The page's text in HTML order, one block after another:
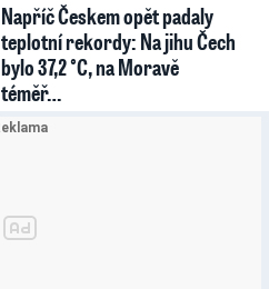
Napříč Českem opět padaly
teplotní rekordy: Na jihu Čech
bylo 37,2 °C, na Moravě
téměř…